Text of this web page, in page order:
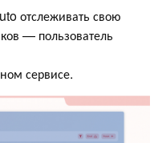
отслеживать свою
— пользователь
сервисе.